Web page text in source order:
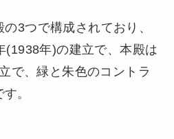
3つで構成されており、
(1938年)の建立で、本殿は
で、緑と朱色のコントラ
。